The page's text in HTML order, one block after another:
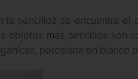
la sencillez se encuentra el
objetos más sencillos son
porcelana en blanco